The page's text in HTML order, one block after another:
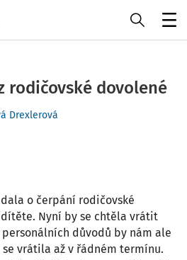
rodičovské dovolené
Drexlerová
o čerpání rodičovské
Nyní by se chtěla vrátit
důvodů by nám ale
vrátila až v řádném termínu.